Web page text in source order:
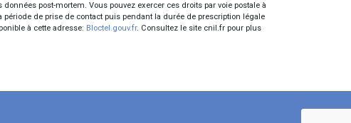
post-mortem. Vous pouvez exercer ces droits par voie postale à
de prise de contact puis pendant la durée de prescription légale
à cette adresse: Bloctel.gouv.fr. Consultez le site cnil.fr pour plus